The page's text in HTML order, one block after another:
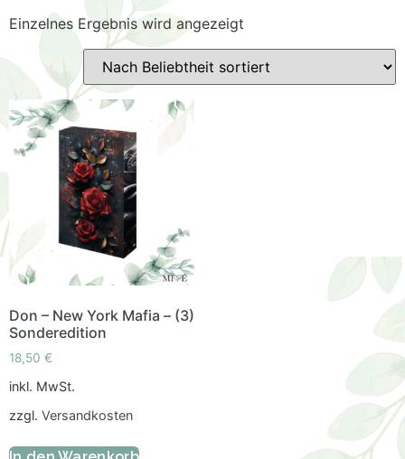
Einzelnes Ergebnis wird angezeigt
Don – New York Mafia – (3)
Sonderedition
18,50 €
inkl. MwSt.
zzgl. Versandkosten